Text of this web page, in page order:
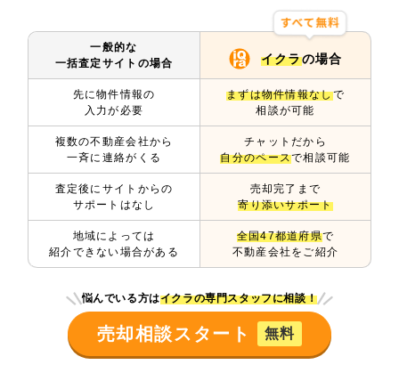
一般的な
一括査定サイトの場合
イクラの場合
先に物件情報の
入力が必要
まずは物件情報なしで
相談が可能
複数の不動産会社から
一斉に連絡がくる
チャットだから
自分のペースで相談可能
査定後にサイトからの
サポートはなし
売却完了まで
寄り添いサポート
地域によっては
紹介できない場合がある
全国47都道府県で
不動産会社をご紹介
悩んでいる方はイクラの専門スタッフに相談！
売却相談スタート 無料